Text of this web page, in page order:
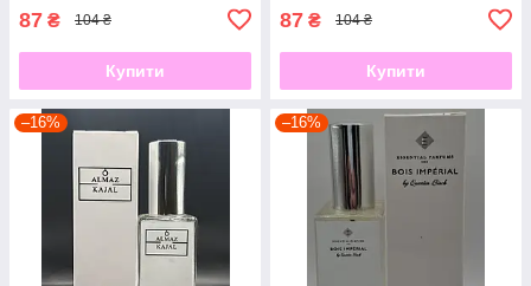
87 ₴ 104 ₴
Купити
87 ₴ 104 ₴
Купити
–16% –16%